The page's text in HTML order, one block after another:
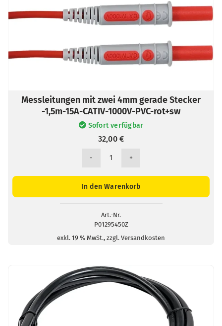
Messleitungen mit zwei 4mm gerade Stecker
-1,5m-15A-CATIV-1000V-PVC-rot+sw
Sofort verfügbar
32,00€
Messleitungen
zwei
Stecker
-1,5m-
15A-
PVC-
rot+sw
Menge
In den Warenkorb
Art.-Nr.
P01295450Z
exkl. 19 % MwSt., zzgl. Versandkosten